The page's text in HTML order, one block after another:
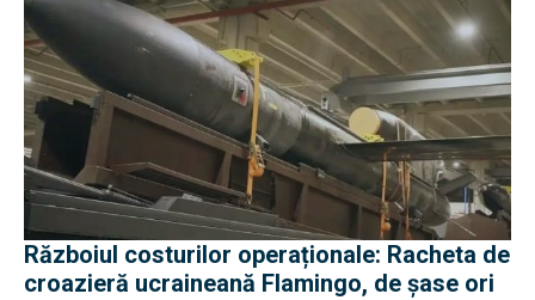
Războiul costurilor operaționale: Racheta de
croazieră ucraineană Flamingo, de șase ori